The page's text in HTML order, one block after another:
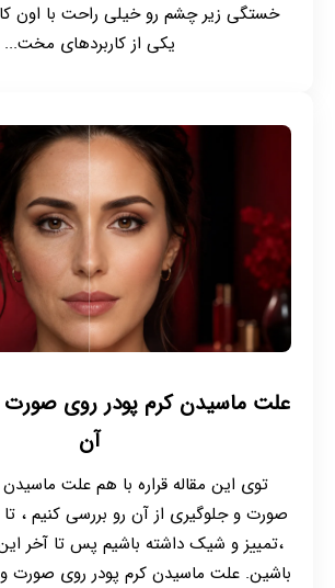
خستگی زیر چشم رو خیلی راحت با اون
یکی از کاربردهای مخت...
علت ماسیدن کرم پودر روی صورت
آن
توی این مقاله قراره با هم علت
صورت و جلوگیری از آن رو بررسی کنیم ،
،تمییز و شیک داشته باشیم پس تا آخر این
باشین. علت ماسیدن کرم پودر روی صورت